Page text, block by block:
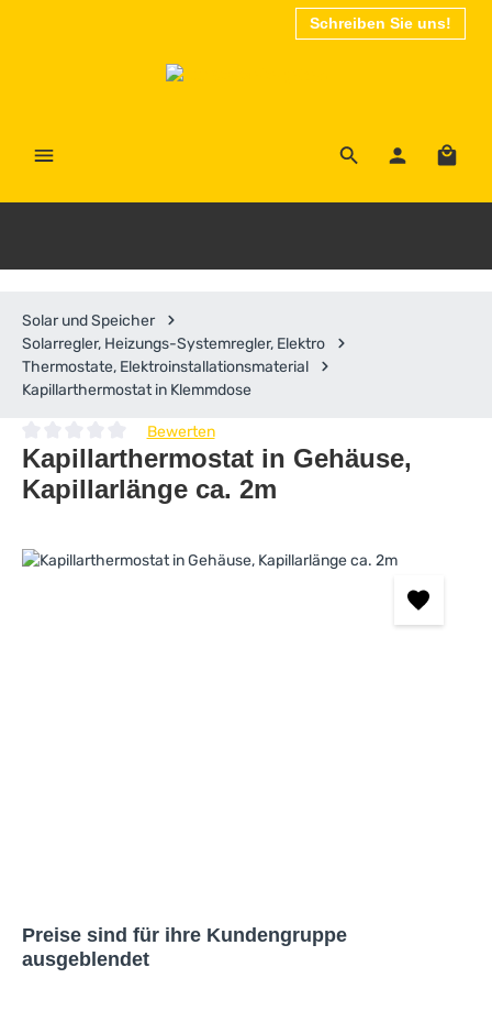
Schreiben Sie uns!
Solar und Speicher
Solarregler, Heizungs-Systemregler, Elektro
Thermostate, Elektroinstallationsmaterial
Kapillarthermostat in Klemmdose
Durchschnittliche Bewertung von 0 von 5 Sternen
Bewerten
Kapillarthermostat in Gehäuse,
Kapillarlänge ca. 2m
Bildergalerie überspringen
Preise sind für ihre Kundengruppe
ausgeblendet